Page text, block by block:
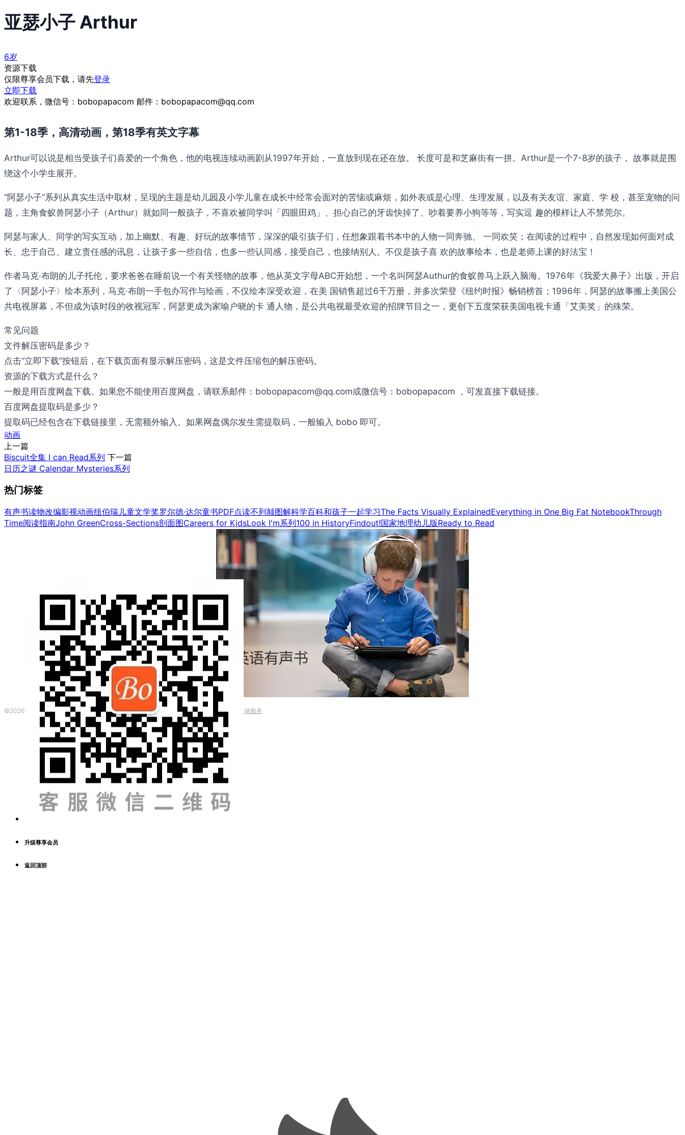
亚瑟小子 Arthur
6岁
资源下载
仅限尊享会员下载，请先登录
立即下载
欢迎联系，微信号：bobopapacom 邮件：bobopapacom@qq.com
第1-18季，高清动画，第18季有英文字幕
Arthur可以说是相当受孩子们喜爱的一个角色，他的电视连续动画剧从1997年开始，一直放到现在还在放。 长度可是和芝麻街有一拼。Arthur是一个7-8岁的孩子， 故事就是围
绕这个小学生展开。
“阿瑟小子”系列从真实生活中取材，呈现的主题是幼儿园及小学儿童在成长中经常会面对的苦恼或麻烦，如外表或是心理、生理发展，以及有关友谊、家庭、学 校，甚至宠物的问
题，主角食蚁兽阿瑟小子（Arthur）就如同一般孩子，不喜欢被同学叫「四眼田鸡」、担心自己的牙齿快掉了、吵着要养小狗等等，写实逗 趣的模样让人不禁莞尔。
阿瑟与家人、同学的写实互动，加上幽默、有趣、好玩的故事情节，深深的吸引孩子们，任想象跟着书本中的人物一同奔驰、 一同欢笑；在阅读的过程中，自然发现如何面对成
长、忠于自己、建立责任感的讯息，让孩子多一些自信，也多一些认同感，接受自己，也接纳别人。不仅是孩子喜 欢的故事绘本，也是老师上课的好法宝！
作者马克·布朗的儿子托伦，要求爸爸在睡前说一个有关怪物的故事，他从英文字母ABC开始想，一个名叫阿瑟Authur的食蚁兽马上跃入脑海。1976年《我爱大鼻子》出版，开启
了〈阿瑟小子〉绘本系列，马克·布朗一手包办写作与绘画，不仅绘本深受欢迎，在美 国销售超过6千万册，并多次荣登《纽约时报》畅销榜首；1996年，阿瑟的故事搬上美国公
共电视屏幕，不但成为该时段的收视冠军，阿瑟更成为家喻户晓的卡 通人物，是公共电视最受欢迎的招牌节目之一，更创下五度荣获美国电视卡通「艾美奖」的殊荣。
常见问题
文件解压密码是多少？
点击“立即下载”按钮后，在下载页面有显示解压密码，这是文件压缩包的解压密码。
资源的下载方式是什么？
一般是用百度网盘下载。如果您不能使用百度网盘，请联系邮件：bobopapacom@qq.com或微信号：bobopapacom ，可发直接下载链接。
百度网盘提取码是多少？
提取码已经包含在下载链接里，无需额外输入。如果网盘偶尔发生需提取码，一般输入 bobo 即可。
动画
上一篇
Biscuit全集 I can Read系列 下一篇
日历之谜 Calendar Mysteries系列
热门标签
有声书读物改编影视动画纽伯瑞儿童文学奖罗尔德·达尔童书PDF点读不列颠图解科学百科和孩子一起学习The Facts Visually ExplainedEverything in One Big Fat NotebookThrough
Time阅读指南John GreenCross-Sections剖面图Careers for KidsLook I'm系列100 in HistoryFindout!国家地理幼儿版Ready to Read
©2026 波英教育咨询 ·粤ICP备2023153917号|本网站由 提供CDN加速/云存储服务
升级尊享会员
返回顶部